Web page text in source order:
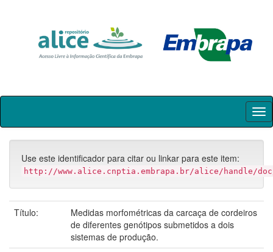
Skip
Use este identificador para citar ou linkar para este item:
http://www.alice.cnptia.embrapa.br/alice/handle/
Título:
Medidas morfométricas da carcaça de cordeiros
de diferentes genótipos submetidos a dois
sistemas de produção.